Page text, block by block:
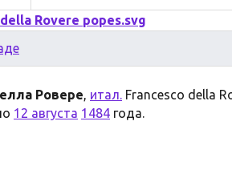
Ровере, итал. Francesco della
12 августа 1484 года.